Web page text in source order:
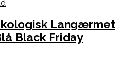
Langærmet
Black Friday